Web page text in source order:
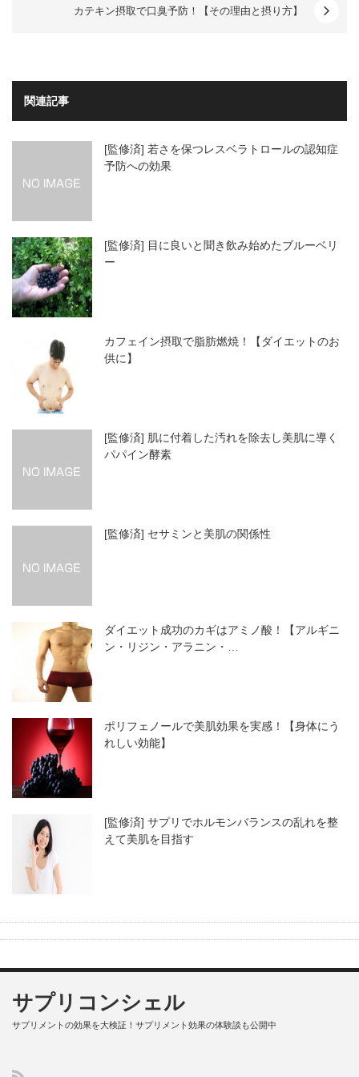
カテキン摂取で口臭予防！【その理由と摂り方】
関連記事
[監修済] 若さを保つレスベラトロールの認知症
予防への効果
[監修済] 目に良いと聞き飲み始めたブルーベリ
ー
カフェイン摂取で脂肪燃焼！【ダイエットのお
供に】
[監修済] 肌に付着した汚れを除去し美肌に導く
パパイン酵素
[監修済] セサミンと美肌の関係性
ダイエット成功のカギはアミノ酸！【アルギニ
ン・リジン・アラニン・…
ポリフェノールで美肌効果を実感！【身体にう
れしい効能】
[監修済] サプリでホルモンバランスの乱れを整
えて美肌を目指す
サプリコンシェル
サプリメントの効果を大検証！サプリメント効果の体験談も公開中